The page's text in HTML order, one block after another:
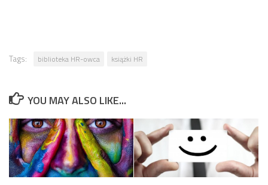
Tags: biblioteka HR-owca książki HR
YOU MAY ALSO LIKE...